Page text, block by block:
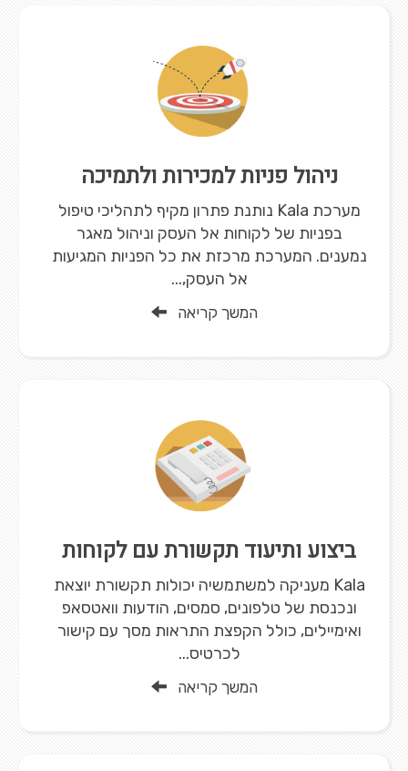
ניהול פניות למכירות ולתמיכה
מערכת Kala נותנת פתרון מקיף לתהליכי טיפול
בפניות של לקוחות אל העסק וניהול מאגר
נמענים. המערכת מרכזת את כל הפניות המגיעות
אל העסק,...
המשך קריאה
ביצוע ותיעוד תקשורת עם לקוחות
Kala מעניקה למשתמשיה יכולות תקשורת יוצאת
ונכנסת של טלפונים, סמסים, הודעות וואטסאפ
ואימיילים, כולל הקפצת התראות מסך עם קישור
לכרטיס...
המשך קריאה